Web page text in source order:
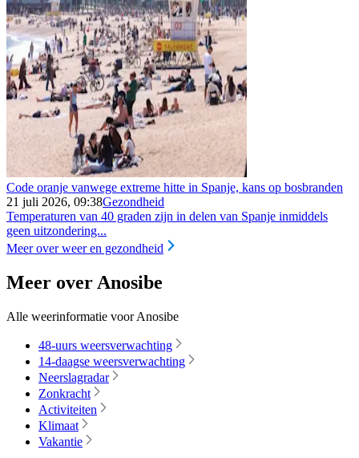
Code oranje vanwege extreme hitte in Spanje, kans op bosbranden
21 juli 2026, 09:38Gezondheid
Temperaturen van 40 graden zijn in delen van Spanje inmiddels
geen uitzondering...
Meer over weer en gezondheid
Meer over Anosibe
Alle weerinformatie voor Anosibe
48-uurs weersverwachting
14-daagse weersverwachting
Neerslagradar
Zonkracht
Activiteiten
Klimaat
Vakantie